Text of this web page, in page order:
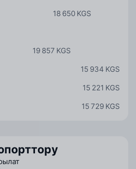
18 650 KGS
19 857 KGS
15 934 KGS
15 221 KGS
15 729 KGS